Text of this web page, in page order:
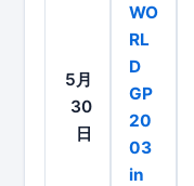
5月
30
日
WO
RL
D
GP
20
03
in